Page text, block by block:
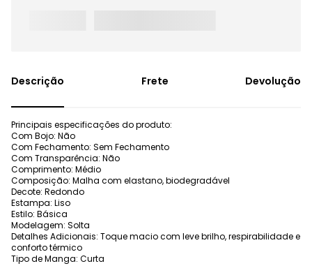
Frete Devolução
Principais especificações do produto:
Com Bojo: Não
Com Fechamento: Sem Fechamento
Com Transparência: Não
Comprimento: Médio
Composição: Malha com elastano, biodegradável
Decote: Redondo
Estampa: Liso
Estilo: Básica
Modelagem: Solta
Detalhes Adicionais: Toque macio com leve brilho, respirabilidade e
conforto térmico
Tipo de Manga: Curta